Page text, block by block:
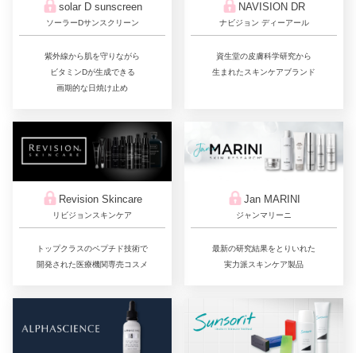
solar D sunscreen
ソーラーDサンスクリーン
紫外線から肌を守りながら
ビタミンDが生成できる
画期的な日焼け止め
NAVISION DR
ナビジョン ディーアール
資生堂の皮膚科学研究から
生まれたスキンケアブランド
Revision Skincare
リビジョンスキンケア
トップクラスのペプチド技術で
開発された医療機関専売コスメ
Jan MARINI
ジャンマリーニ
最新の研究結果をとりいれた
実力派スキンケア製品